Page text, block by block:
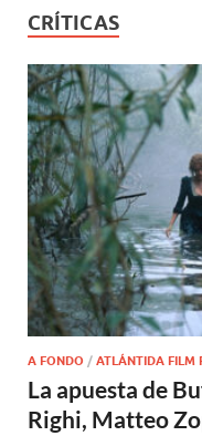
CRÍTICAS
A FONDO / ATLÁNTIDA FILM
La apuesta de
Righi, Matteo